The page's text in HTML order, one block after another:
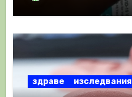
здраве изследвания